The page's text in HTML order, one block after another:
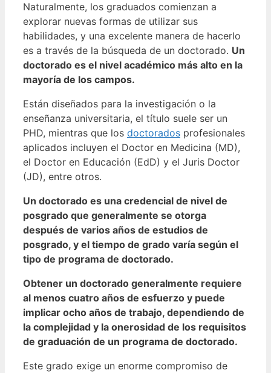
Naturalmente, los graduados comienzan a
explorar nuevas formas de utilizar sus
habilidades, y una excelente manera de hacerlo
es a través de la búsqueda de un doctorado. Un
doctorado es el nivel académico más alto en la
mayoría de los campos.
Están diseñados para la investigación o la
enseñanza universitaria, el título suele ser un
PHD, mientras que los doctorados profesionales
aplicados incluyen el Doctor en Medicina (MD),
el Doctor en Educación (EdD) y el Juris Doctor
(JD), entre otros.
Un doctorado es una credencial de nivel de
posgrado que generalmente se otorga
después de varios años de estudios de
posgrado, y el tiempo de grado varía según el
tipo de programa de doctorado.
Obtener un doctorado generalmente requiere
al menos cuatro años de esfuerzo y puede
implicar ocho años de trabajo, dependiendo de
la complejidad y la onerosidad de los requisitos
de graduación de un programa de doctorado.
Este grado exige un enorme compromiso de